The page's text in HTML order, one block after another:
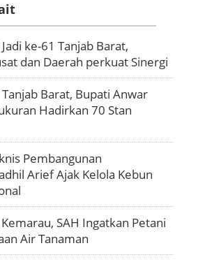
ke-61 Tanjab Barat,
dan Daerah perkuat Sinergi
Barat, Bupati Anwar
Hadirkan 70 Stan
Pembangunan
Arief Ajak Kelola Kebun
SAH Ingatkan Petani
Air Tanaman